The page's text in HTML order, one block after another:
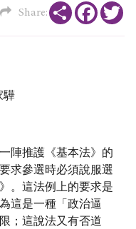
Share: Share
驊
陣推護《基本法》的
求參選時必須說服選
。這法例上的要求是
這是一種「政治逼
；這說法又有否道